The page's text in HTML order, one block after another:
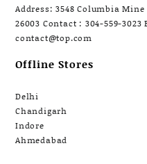
Address: 3548 Columbia
26003 Contact : 304-559-
contact@top.com
Offline Stores
Delhi
Chandigarh
Indore
Ahmedabad